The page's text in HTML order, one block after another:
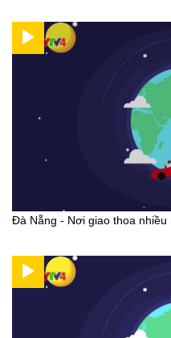
Đà Nẵng - Nơi giao thoa